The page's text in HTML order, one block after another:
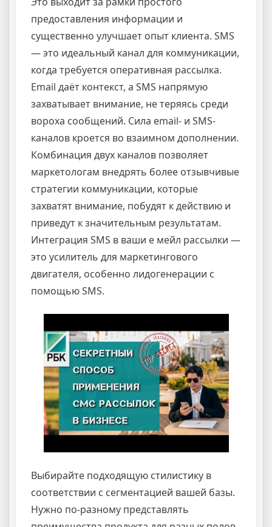
предоставления информации и
существенно улучшает опыт клиента. SMS
— это идеальный канал для коммуникации,
когда требуется оперативная рассылка.
Email даёт контекст, а SMS напрямую
захватывает внимание, не теряясь среди
вороха сообщений. Сила email- и SMS-
каналов кроется во взаимном дополнении.
Комбинация двух каналов позволяет
маркетологам внедрять более отзывчивые
стратегии коммуникации, которые
захватят внимание, побудят к действию и
приведут к значительным результатам.
Интеграция SMS в ваши е мейл рассылки —
это усилитель для маркетингового
двигателя, особенно лидогенерации с
помощью SMS.
Выбирайте подходящую стилистику в
соответствии с сегментацией вашей базы.
Нужно по-разному представлять